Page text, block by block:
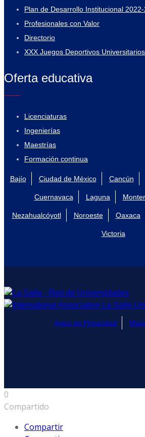
Plan de Desarrollo Institucional
Profesionales con Valor
Directorio
XXX Juegos Deportivos
Oferta educativa
Licenciaturas
Ingenierías
Maestrías
Formación continua
Bajío Ciudad de México Cancún
Cuernavaca Laguna
Nezahualcóyotl Noroeste Oaxaca
Victoria
Aviso de Privacidad
0
Compartido
Compartir